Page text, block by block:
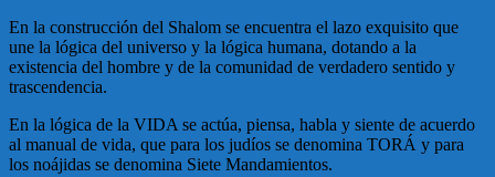
En la construcción del Shalom se encuentra el lazo exquisito que
une la lógica del universo y la lógica humana, dotando a la
existencia del hombre y de la comunidad de verdadero sentido y
trascendencia.
En la lógica de la VIDA se actúa, piensa, habla y siente de acuerdo
al manual de vida, que para los judíos se denomina TORÁ y para
los noájidas se denomina Siete Mandamientos.